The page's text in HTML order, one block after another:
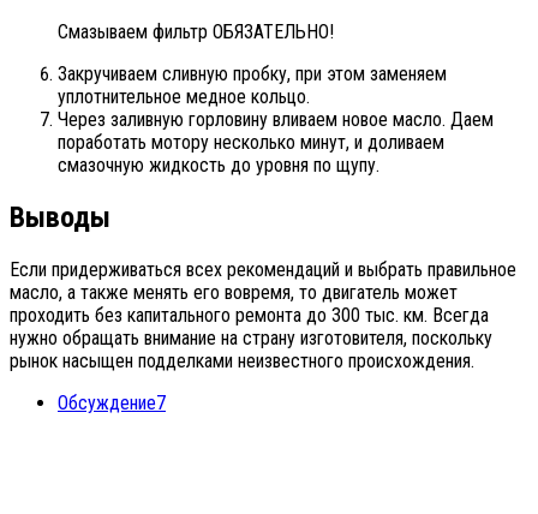
Смазываем фильтр ОБЯЗАТЕЛЬНО!
Закручиваем сливную пробку, при этом заменяем
уплотнительное медное кольцо.
Через заливную горловину вливаем новое масло. Даем
поработать мотору несколько минут, и доливаем
смазочную жидкость до уровня по щупу.
Выводы
Если придерживаться всех рекомендаций и выбрать правильное
масло, а также менять его вовремя, то двигатель может
проходить без капитального ремонта до 300 тыс. км. Всегда
нужно обращать внимание на страну изготовителя, поскольку
рынок насыщен подделками неизвестного происхождения.
Обсуждение7